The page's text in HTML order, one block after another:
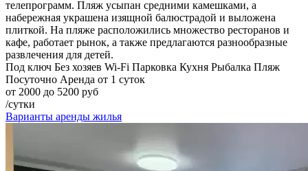
телепрограмм. Пляж усыпан средними камешками, а
набережная украшена изящной балюстрадой и выложена
плиткой. На пляже расположились множество ресторанов и
кафе, работает рынок, а также предлагаются разнообразные
развлечения для детей.
Под ключ Без хозяев Wi-Fi Парковка Кухня Рыбалка Пляж
Посуточно Аренда от 1 суток
от 2000 до 5200 руб
/сутки
Варианты аренды жилья